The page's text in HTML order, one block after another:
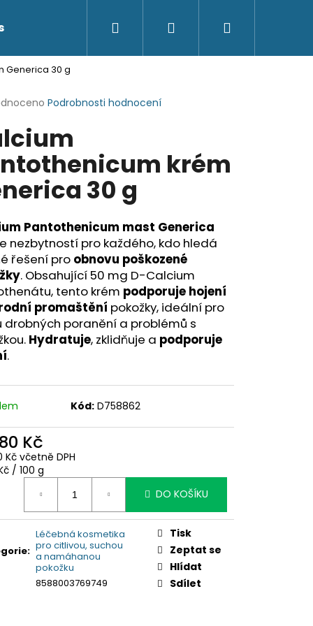
Přihlášení
Generica 30 g
Podrobnosti hodnocení
krém
30 g
Pantothenicum mast Generica
nezbytností pro každého, kdo hledá
řešení pro obnovu poškozené
. Obsahující 50 mg D-Calcium
tento krém podporuje hojení
promaštění pokožky, ideální pro
drobných poranění a problémů s
Hydratuje, zklidňuje a podporuje
.
Kód: D758862
Kč
Kč včetně DPH
/ 100 g
DO KOŠÍKU
:
Léčebná kosmetika
pro citlivou, suchou
a namáhanou
pokožku
8588003769749
Tisk
Zeptat se
Hlídat
Sdílet